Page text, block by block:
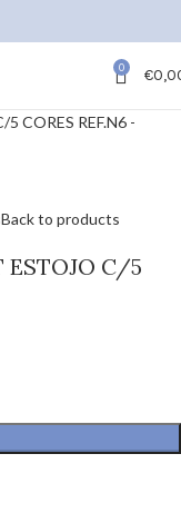
0 €
Back to products
ESTOJO C/5